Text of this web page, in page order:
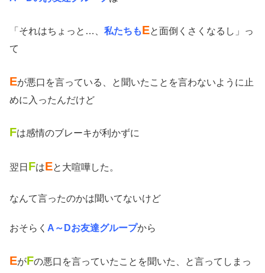
「それはちょっと…、 私たちもEと面倒くさくなるし」っ
て
Eが悪口を言っている、と聞いたことを言わないように止
めに入ったんだけど
Fは感情のブレーキが利かずに
翌日 FはEと大喧嘩した。
なんて言ったのかは聞いてないけど
おそらく A～Dお友達グループから
EがFの悪口を言っていたことを聞いた、と言ってしまっ